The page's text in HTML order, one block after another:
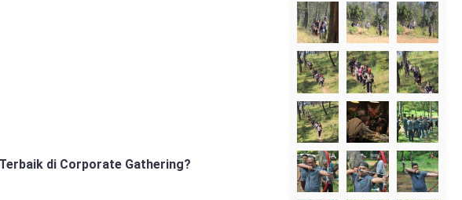
di Corporate Gathering?